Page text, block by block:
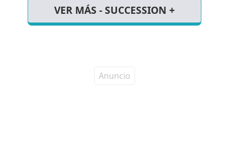
VER MÁS - SUCCESSION +